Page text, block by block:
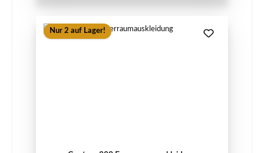
Nur 2 auf Lager!